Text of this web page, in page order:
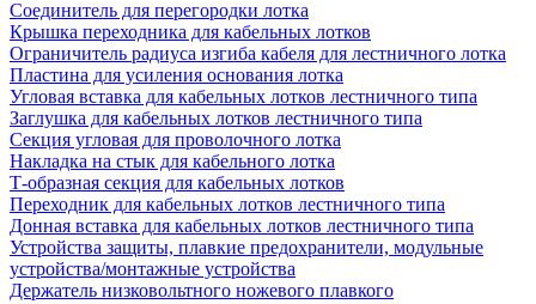
Соединитель для перегородки лотка
Крышка переходника для кабельных лотков
Ограничитель радиуса изгиба кабеля для лестничного лотка
Пластина для усиления основания лотка
Угловая вставка для кабельных лотков лестничного типа
Заглушка для кабельных лотков лестничного типа
Секция угловая для проволочного лотка
Накладка на стык для кабельного лотка
Т-образная секция для кабельных лотков
Переходник для кабельных лотков лестничного типа
Донная вставка для кабельных лотков лестничного типа
Устройства защиты, плавкие предохранители, модульные
устройства/монтажные устройства
Держатель низковольтного ножевого плавкого